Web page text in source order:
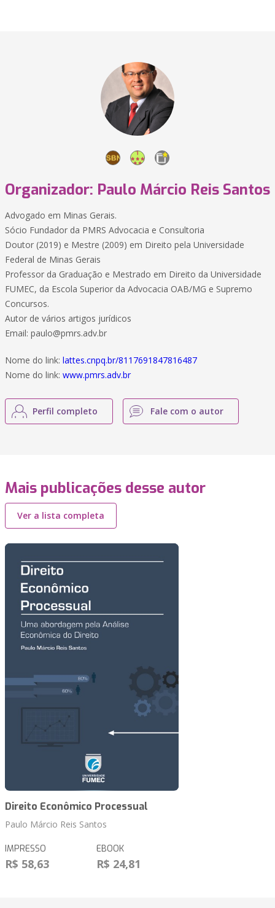
Organizador: Paulo Márcio Reis Santos
Advogado em Minas Gerais.
Sócio Fundador da PMRS Advocacia e Consultoria
Doutor (2019) e Mestre (2009) em Direito pela Universidade
Federal de Minas Gerais
Professor da Graduação e Mestrado em Direito da Universidade
FUMEC, da Escola Superior da Advocacia OAB/MG e Supremo
Concursos.
Autor de vários artigos jurídicos
Email: paulo@pmrs.adv.br
Nome do link: lattes.cnpq.br/8117691847816487
Nome do link: www.pmrs.adv.br
Perfil completo Fale com o autor
Mais publicações desse autor
Ver a lista completa
Direito Econômico Processual
Paulo Márcio Reis Santos
IMPRESSO
R$ 58,63
EBOOK
R$ 24,81